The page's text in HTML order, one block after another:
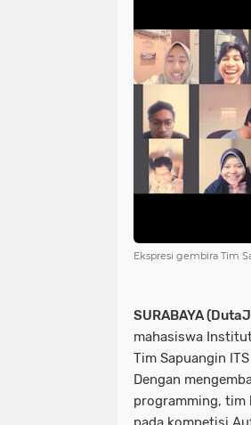
Ekspresi gembira Tim
SURABAYA
mahasiswa
Tim Sapuangin
Dengan
programming, tim